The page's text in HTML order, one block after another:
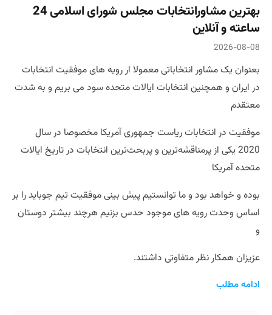
بهترین مشاورانتخابات مجلس شورای اسلامی 24
ساعته و آنلاین
2026-08-08
بعنوان یک مشاور انتخاباتی معمولا ار رویه های موفقیت انتخابات
در ایران و همچنین انتخابات ایالات متحده سود می بریم و به شدت
معتقدم
موفقیت در انتخابات ریاست جمهوری آمریکا مخصوصا در سال
2020 یکی از پرمناقشه‌ترین و پربحث‌ترین انتخابات در تاریخ ایالات
متحده آمریکا
بوده و خواهد بود و ما توانستیم پیش بینی موفقیت تیم جوباید را بر
اساس وحدت رویه های موجود حدس بزنیم هرچند بیشتر دوستان
و
عزیزان همکار نظر متفاوتی داشتند.
ادامه مطلب